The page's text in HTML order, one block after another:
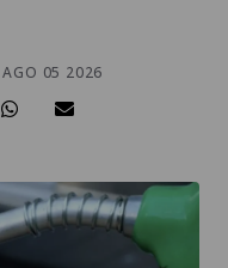
05 2026